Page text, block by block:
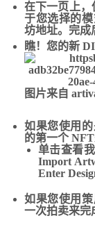
在下一页上，
于您选择的模
坊地址。 完成
瞧！您的新
图片来自
如果您使用
的第一个 NFT
单击查看
Import
Enter
如果您使用
一次拍卖来完